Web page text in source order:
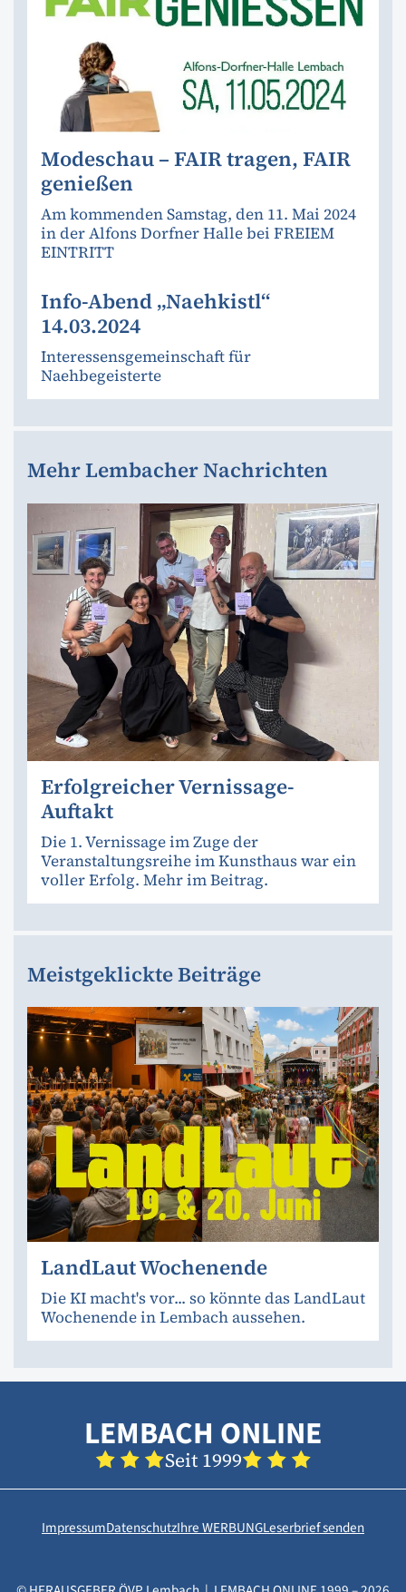
Modeschau – FAIR tragen, FAIR
genießen
Am kommenden Samstag, den 11. Mai 2024
in der Alfons Dorfner Halle bei FREIEM
EINTRITT
Info-Abend „Naehkistl“
14.03.2024
Interessensgemeinschaft für
Naehbegeisterte
Mehr Lembacher Nachrichten
Erfolgreicher Vernissage-
Auftakt
Die 1. Vernissage im Zuge der
Veranstaltungsreihe im Kunsthaus war ein
voller Erfolg. Mehr im Beitrag.
Meistgeklickte Beiträge
LandLaut Wochenende
Die KI macht's vor... so könnte das LandLaut
Wochenende in Lembach aussehen.
LEMBACH ONLINE
Seit 1999
ImpressumDatenschutzIhre WERBUNGLeserbrief senden